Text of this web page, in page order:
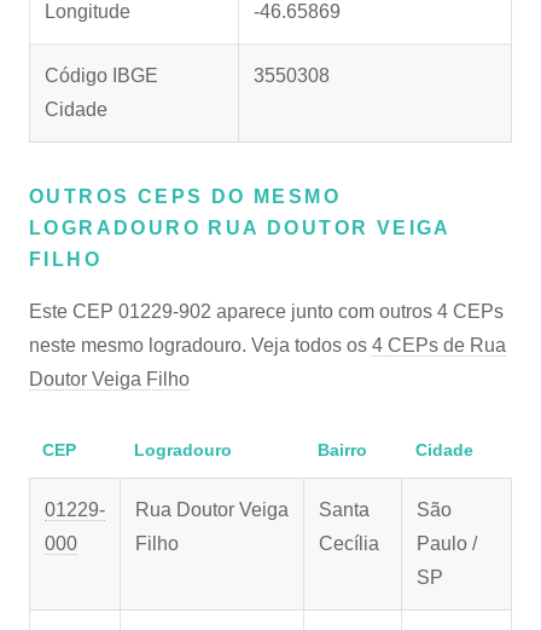
Longitude -46.65869
Código IBGE
Cidade
3550308
OUTROS CEPS DO MESMO
LOGRADOURO RUA DOUTOR VEIGA
FILHO
Este CEP 01229-902 aparece junto com outros 4 CEPs
neste mesmo logradouro. Veja todos os 4 CEPs de Rua
Doutor Veiga Filho
CEP Logradouro Bairro Cidade
01229-
000
Rua Doutor Veiga
Filho
Santa
Cecília
São
Paulo /
SP